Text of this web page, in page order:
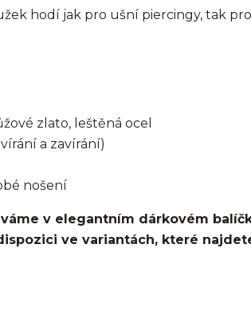
hodí jak pro ušní piercingy, tak
zlato, leštěná ocel
a zavírání)
nošení
v elegantním dárkovém
ve variantách, které